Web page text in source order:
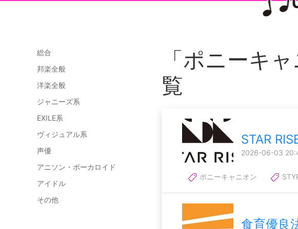
総合
邦楽全般
洋楽全般
ジャニーズ系
EXILE系
ヴィジュアル系
声優
アニソン・ボーカロイド
アイドル
その他
「ポニーキ
覧
STAR
2026-06-03
ポニーキャニオン
食育優良